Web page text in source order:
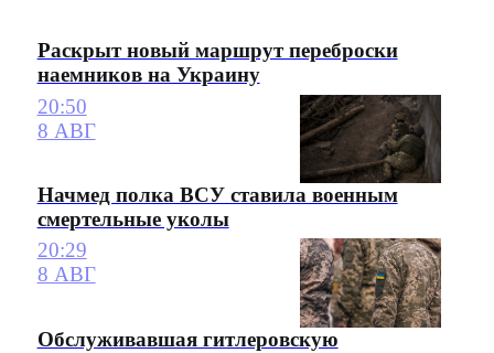
Раскрыт новый маршрут переброски
наемников на Украину
20:50
8 АВГ
Начмед полка ВСУ ставила военным
смертельные уколы
20:29
8 АВГ
Обслуживавшая гитлеровскую